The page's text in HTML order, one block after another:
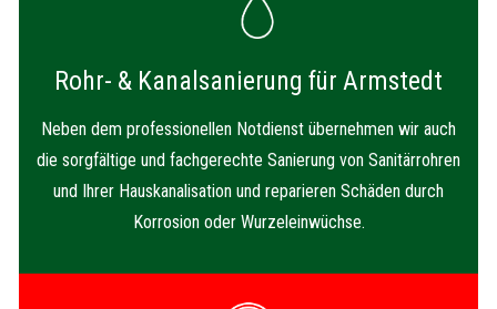
Rohr- & Kanalsanierung für Armstedt
Neben dem professionellen Notdienst übernehmen wir auch
die sorgfältige und fachgerechte Sanierung von Sanitärrohren
und Ihrer Hauskanalisation und reparieren Schäden durch
Korrosion oder Wurzeleinwüchse.